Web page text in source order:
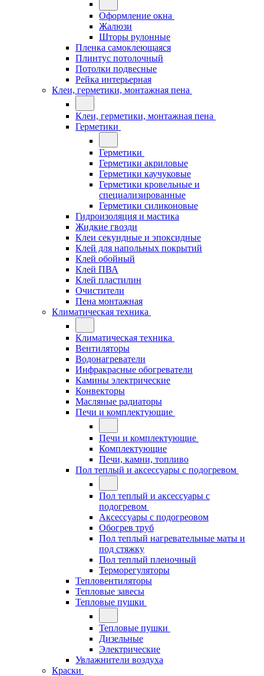
Оформление окна
Жалюзи
Шторы рулонные
Пленка самоклеющаяся
Плинтус потолочный
Потолки подвесные
Рейка интерьерная
Клеи, герметики, монтажная пена
Клеи, герметики, монтажная пена
Герметики
Герметики
Герметики акриловые
Герметики каучуковые
Герметики кровельные и
специализированные
Герметики силиконовые
Гидроизоляция и мастика
Жидкие гвозди
Клеи секундные и эпоксидные
Клей для напольных покрытий
Клей обойный
Клей ПВА
Клей пластилин
Очистители
Пена монтажная
Климатическая техника
Климатическая техника
Вентиляторы
Водонагреватели
Инфракрасные обогреватели
Камины электрические
Конвекторы
Масляные радиаторы
Печи и комплектующие
Печи и комплектующие
Комплектующие
Печи, камни, топливо
Пол теплый и аксессуары с подогревом
Пол теплый и аксессуары с
подогревом
Аксессуары с подогреовом
Обогрев труб
Пол теплый нагревательные маты и
под стяжку
Пол теплый пленочный
Терморегуляторы
Тепловентиляторы
Тепловые завесы
Тепловые пушки
Тепловые пушки
Дизельные
Электрические
Увлажнители воздуха
Краски